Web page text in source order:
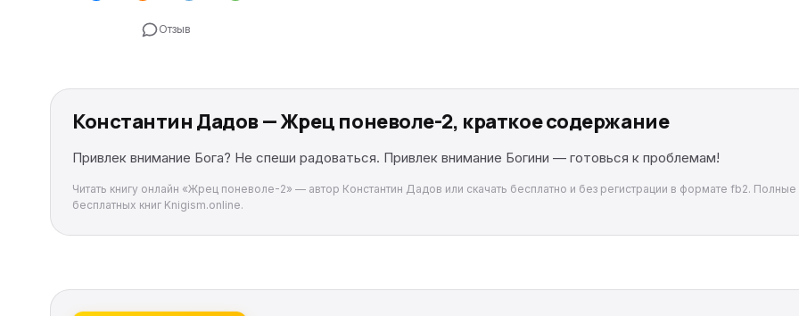
Отзыв
Константин Дадов — Жрец поневоле-2, краткое содержание
Привлек внимание Бога? Не спеши радоваться. Привлек внимание Богини — готовься к проблемам!
Читать книгу онлайн «Жрец поневоле-2» — автор Константин Дадов или скачать бесплатно и без регистрации в формате fb2.
бесплатных книг Knigism.online.